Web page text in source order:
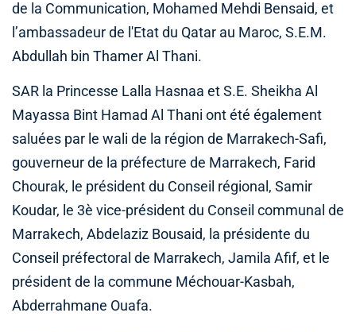
de la Communication, Mohamed Mehdi Bensaid, et
l’ambassadeur de l'Etat du Qatar au Maroc, S.E.M.
Abdullah bin Thamer Al Thani.
SAR la Princesse Lalla Hasnaa et S.E. Sheikha Al
Mayassa Bint Hamad Al Thani ont été également
saluées par le wali de la région de Marrakech-Safi,
gouverneur de la préfecture de Marrakech, Farid
Chourak, le président du Conseil régional, Samir
Koudar, le 3è vice-président du Conseil communal de
Marrakech, Abdelaziz Bousaid, la présidente du
Conseil préfectoral de Marrakech, Jamila Afif, et le
président de la commune Méchouar-Kasbah,
Abderrahmane Ouafa.